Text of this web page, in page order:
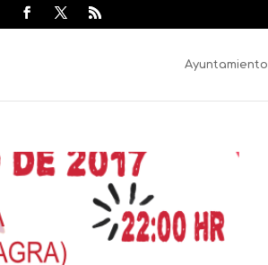
Ayuntamiento